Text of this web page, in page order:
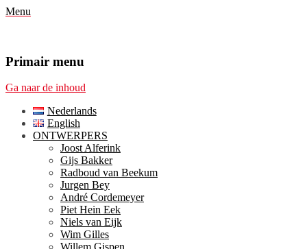
Menu
Primair menu
Ga naar de inhoud
Nederlands
English
ONTWERPERS
Joost Alferink
Gijs Bakker
Radboud van Beekum
Jurgen Bey
André Cordemeyer
Piet Hein Eek
Niels van Eijk
Wim Gilles